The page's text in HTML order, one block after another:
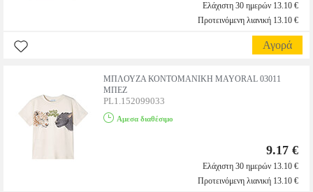
Ελάχιστη 30 ημερών 13.10 €
Προτεινόμενη λιανική 13.10 €
Αγορά
ΜΠΛΟΥΖΑ ΚΟΝΤΟΜΑΝΙΚΗ MAYORAL 03011
ΜΠΕΖ
PL1.152099033
Αμεσα διαθέσιμο
9.17 €
Ελάχιστη 30 ημερών 13.10 €
Προτεινόμενη λιανική 13.10 €